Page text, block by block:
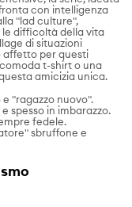
con intelligenza
"lad culture",
le difficoltà della vita
di situazioni
affetto per questi
t-shirt o una
amicizia unica.
"ragazzo nuovo".
spesso in imbarazzo.
fedele.
sbruffone e